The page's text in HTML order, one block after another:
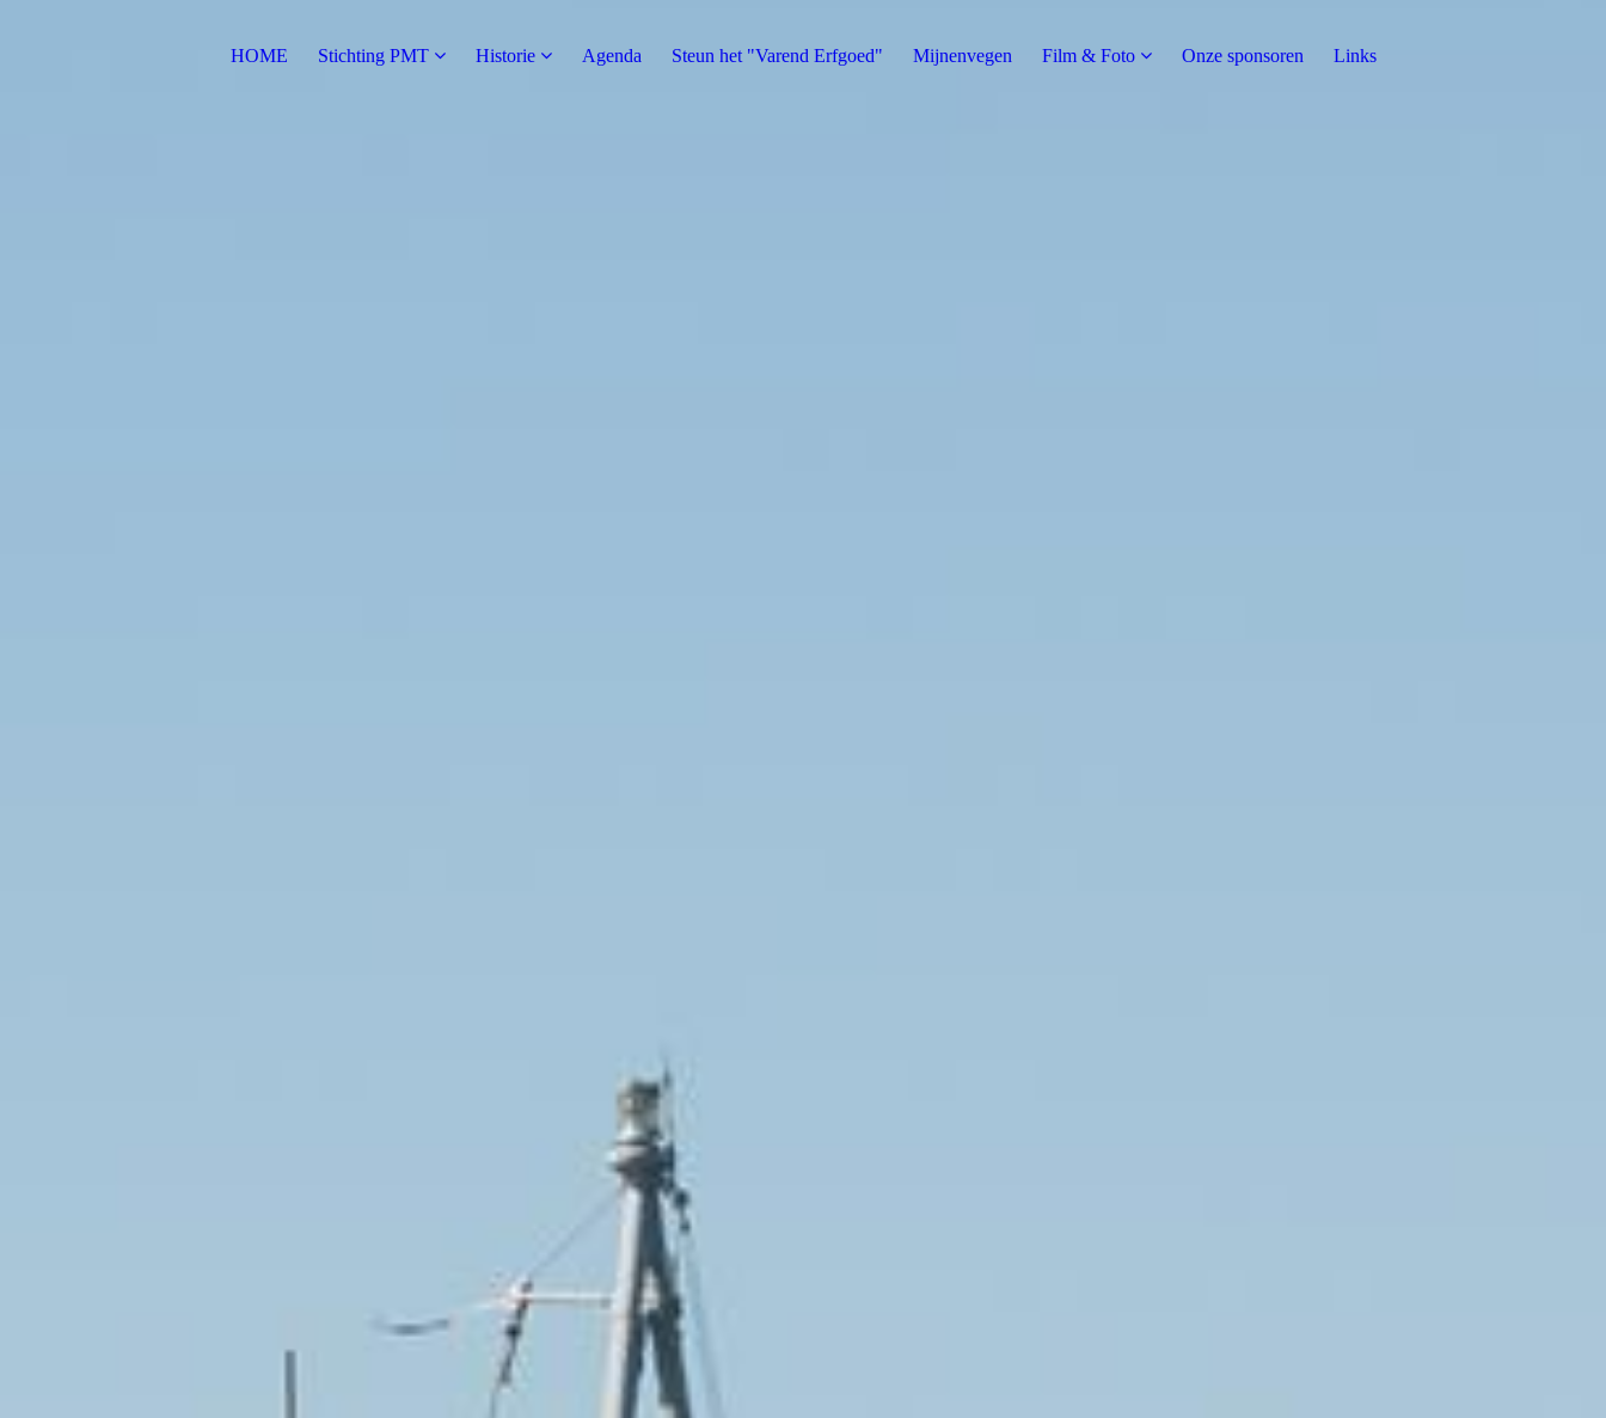
HOME Stichting PMT Historie Agenda Steun het "Varend Erfgoed" Mijnenvegen Film & Foto Onze sponsoren Links